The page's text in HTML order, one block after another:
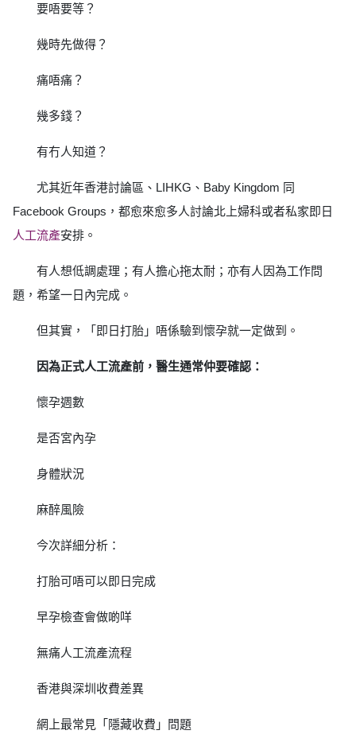
要唔要等？
幾時先做得？
痛唔痛？
幾多錢？
有冇人知道？
尤其近年香港討論區、LIHKG、Baby Kingdom 同
Facebook Groups，都愈來愈多人討論北上婦科或者私家即日
人工流產安排。
有人想低調處理；有人擔心拖太耐；亦有人因為工作問
題，希望一日內完成。
但其實，「即日打胎」唔係驗到懷孕就一定做到。
因為正式人工流產前，醫生通常仲要確認：
懷孕週數
是否宮內孕
身體狀況
麻醉風險
今次詳細分析：
打胎可唔可以即日完成
早孕檢查會做啲咩
無痛人工流產流程
香港與深圳收費差異
網上最常見「隱藏收費」問題